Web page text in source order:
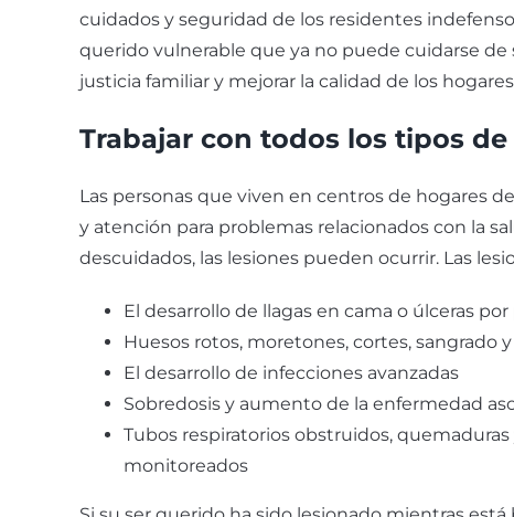
cuidados y seguridad de los residentes
querido vulnerable que ya no puede cuidarse de
justicia familiar y mejorar la calidad de los
Trabajar con todos los tipos de
Las personas que viven en centros de hogares
y atención para problemas relacionados con la
descuidados, las lesiones pueden ocurrir. Las
El desarrollo de llagas en cama o úlceras
Huesos rotos, moretones, cortes, sangrado
El desarrollo de infecciones avanzadas
Sobredosis y aumento de la enfermedad
Tubos respiratorios obstruidos,
monitoreados